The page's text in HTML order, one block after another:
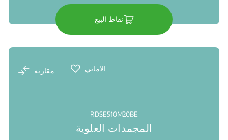
نقاط البيع
الاماني مقارنه
RDSE510M20BE
المجمدات العلوية